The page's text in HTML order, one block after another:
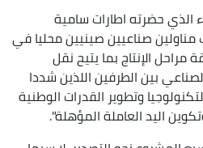
حضرته اطارات سامية
مناولين صناعيين صينيين محليا في
الإنتاج بما يتيح نقل
بين الطرفين اللذين شددا
وتطوير القدرات الوطنية
اليد العاملة المؤهلة".